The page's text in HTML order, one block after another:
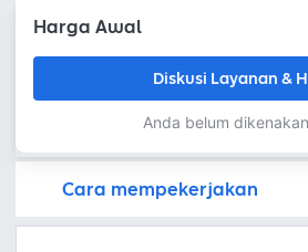
Harga Awal
Diskusi Layanan &
Anda belum
Cara mempekerjakan